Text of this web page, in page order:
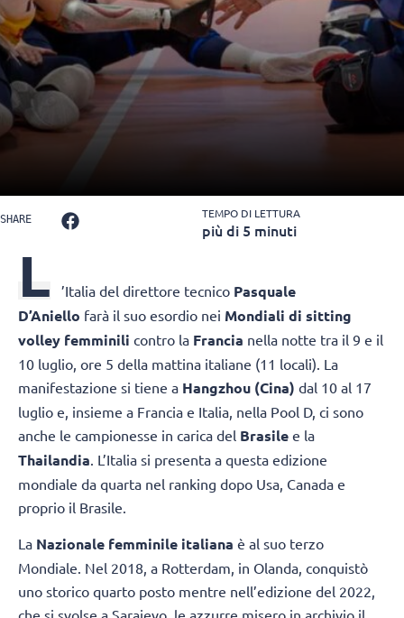
SHARE TEMPO DI LETTURA
più di 5 minuti
L ’Italia del direttore tecnico Pasquale
D’Aniello farà il suo esordio nei Mondiali di sitting
volley femminili contro la Francia nella notte tra il 9 e il
10 luglio, ore 5 della mattina italiane (11 locali). La
manifestazione si tiene a Hangzhou (Cina) dal 10 al 17
luglio e, insieme a Francia e Italia, nella Pool D, ci sono
anche le campionesse in carica del Brasile e la
Thailandia. L’Italia si presenta a questa edizione
mondiale da quarta nel ranking dopo Usa, Canada e
proprio il Brasile.
La Nazionale femminile italiana è al suo terzo
Mondiale. Nel 2018, a Rotterdam, in Olanda, conquistò
uno storico quarto posto mentre nell’edizione del 2022,